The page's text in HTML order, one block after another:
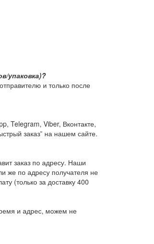
упаковка)?
и только после
Telegram, Viber, Вконтакте,
заказ” на нашем сайте.
заказ по адресу. Наши
же по адресу получателя не
(только за доставку 400
и адрес, можем не